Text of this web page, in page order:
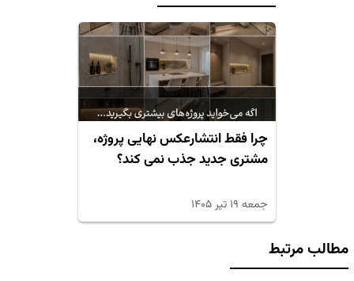
چرا فقط انتشارعکس نهایی پروژه،
مشتری جدید جذب نمی کند؟
جمعه ۱۹ تیر ۱۴۰۵
مطالب مرتبط